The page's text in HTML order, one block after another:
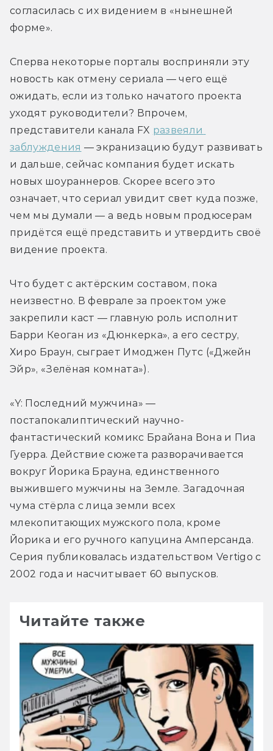
согласилась с их видением в «нынешней
форме».
Сперва некоторые порталы восприняли эту
новость как отмену сериала — чего ещё
ожидать, если из только начатого проекта
уходят руководители? Впрочем,
представители канала FX развеяли
заблуждения — экранизацию будут развивать
и дальше, сейчас компания будет искать
новых шоураннеров. Скорее всего это
означает, что сериал увидит свет куда позже,
чем мы думали — а ведь новым продюсерам
придётся ещё представить и утвердить своё
видение проекта.
Что будет с актёрским составом, пока
неизвестно. В феврале за проектом уже
закрепили каст — главную роль исполнит
Барри Кеоган из «Дюнкерка», а его сестру,
Хиро Браун, сыграет Имоджен Путс («Джейн
Эйр», «Зелёная комната»).
«Y: Последний мужчина» —
постапокалиптический научно-
фантастический комикс Брайана Вона и Пиа
Гуерра. Действие сюжета разворачивается
вокруг Йорика Брауна, единственного
выжившего мужчины на Земле. Загадочная
чума стёрла с лица земли всех
млекопитающих мужского пола, кроме
Йорика и его ручного капуцина Амперсанда.
Серия публиковалась издательством Vertigo с
2002 года и насчитывает 60 выпусков.
Читайте также